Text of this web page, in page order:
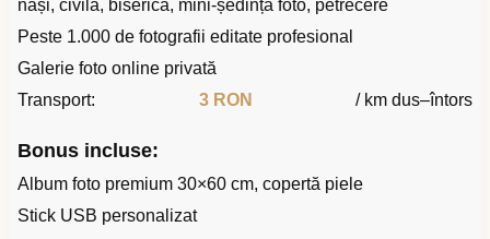
nași, civilă, biserică, mini-ședință foto, petrecere
Peste 1.000 de fotografii editate profesional
Galerie foto online privată
Transport:
3 RON / km dus–întors
Bonus incluse:
Album foto premium 30×60 cm, copertă piele
Stick USB personalizat